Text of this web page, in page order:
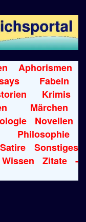
Aphorismen
Fabeln
Krimis
Märchen
Novellen
Philosophie
Satire
Sonstiges
Wissen Zitate
-